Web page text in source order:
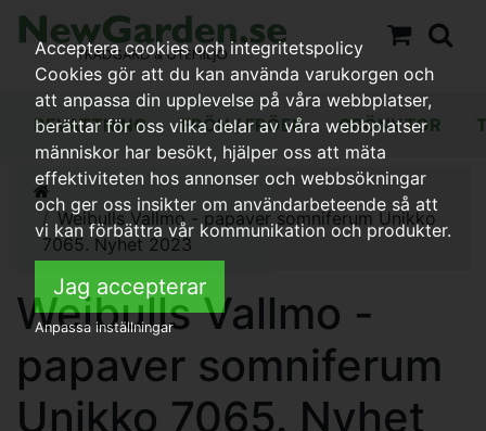
BEVATTNING FRÖN / FRÖER GRÖNYTOR
Weibulls Vallmo - papaver somniferum Unikko
7065. Nyhet 2023
Weibulls Vallmo -
papaver somniferum
Unikko 7065. Nyhet
Acceptera cookies och integritetspolicy
Cookies gör att du kan använda varukorgen och
att anpassa din upplevelse på våra webbplatser,
berättar för oss vilka delar av våra webbplatser
människor har besökt, hjälper oss att mäta
effektiviteten hos annonser och webbsökningar
och ger oss insikter om användarbeteende så att
vi kan förbättra vår kommunikation och produkter.
Jag accepterar
Anpassa inställningar